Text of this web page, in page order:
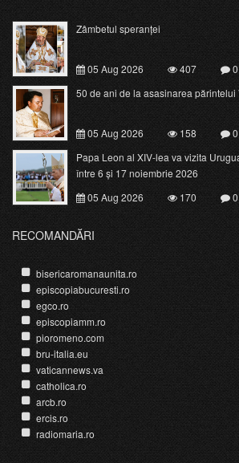
Zâmbetul speranței
05 Aug 2026 407
0
50 de ani de la asasinarea părintelui
05 Aug 2026 158
0
Papa Leon al XIV-lea va vizita
între 6 și 17 noiembrie 2026
05 Aug 2026
170 0
RECOMANDĂRI
bisericaromanaunita.ro
episcopiabucuresti.ro
egco.ro
episcopiamm.ro
pioromeno.com
bru-italia.eu
vaticannews.va
catholica.ro
arcb.ro
ercis.ro
radiomaria.ro